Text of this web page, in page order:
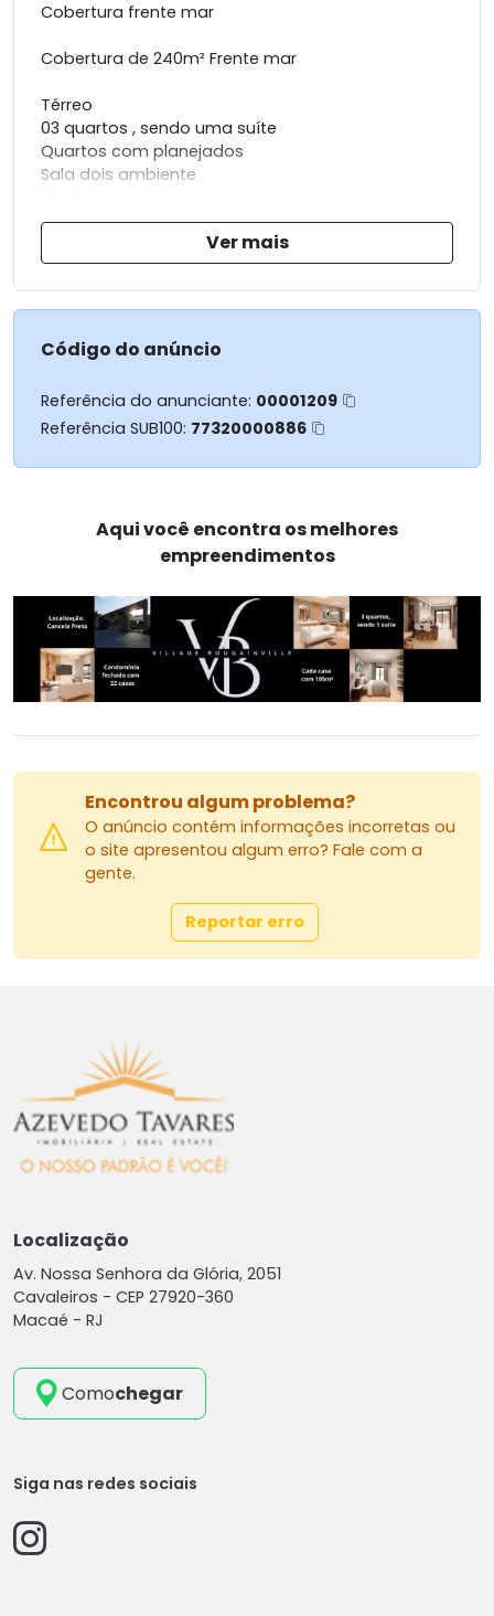
Cobertura frente mar
Cobertura de 240m² Frente mar
Térreo
03 quartos , sendo uma suíte
Quartos com planejados
Sala dois ambiente
Cozinha conceito aberto com planejados
Banheiro de serviço
Dependência de empregada
Andar superior
Sala para tv
Área externa
2 vagas coberta
Ver mais
Código do anúncio
Referência do anunciante: 00001209
Referência SUB100: 77320000886
Aqui você encontra os melhores
empreendimentos
Encontrou algum problema?
O anúncio contém informações incorretas ou
o site apresentou algum erro? Fale com a
gente.
Reportar erro
Localização
Av. Nossa Senhora da Glória, 2051
Cavaleiros - CEP 27920-360
Macaé - RJ
Comochegar
Siga nas redes sociais